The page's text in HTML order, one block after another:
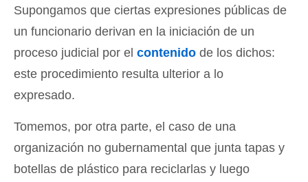
Supongamos que ciertas expresiones públicas de
un funcionario derivan en la iniciación de un
proceso judicial por el contenido de los dichos:
este procedimiento resulta ulterior a lo
expresado.
Tomemos, por otra parte, el caso de una
organización no gubernamental que junta tapas y
botellas de plástico para reciclarlas y luego